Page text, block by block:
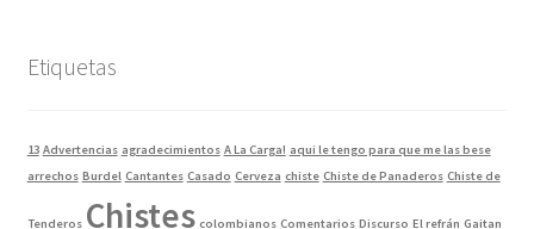
Etiquetas
13 Advertencias agradecimientos A La Carga! aqui le tengo para que me las bese
arrechos Burdel Cantantes Casado Cerveza chiste Chiste de Panaderos Chiste de
Tenderos Chistes colombianos Comentarios Discurso El refrán Gaitan